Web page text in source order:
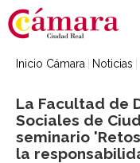
Inicio Cámara Noticias
La Facultad de
Sociales de
seminario
la